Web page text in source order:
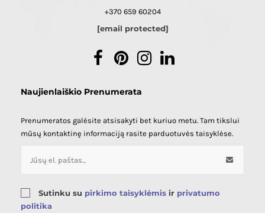
+370 659 60204
[email protected]
FacebookPinterestInstagram
Naujienlaiškio Prenumerata
Prenumeratos galėsite atsisakyti bet kuriuo metu. Tam tikslui
mūsų kontaktinę informaciją rasite parduotuvės taisyklėse.
Sutinku su pirkimo taisyklėmis ir privatumo
politika